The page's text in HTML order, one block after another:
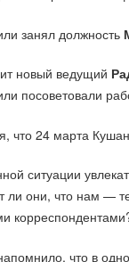
занял должность
новый ведущий
посоветовали
что 24 марта
ситуации
они, что нам —
что в